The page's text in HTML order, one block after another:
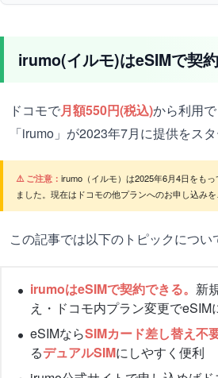
irumo(イルモ)はeSIMで契
ドコモで月額550円(税込)から利用
「irumo」が2023年7月に提供をスタ
⚠️ ご注意： irumo（イルモ）は2025年6月4日をも
ました。現在はドコモの他プランへのお申し込みを
この記事では以下のトピックについ
irumoはeSIMで契約できる。 新
え・ドコモ内プラン変更でeSIM
eSIMならSIMカード差し替え不
るデュアルSIMにしやすく便利